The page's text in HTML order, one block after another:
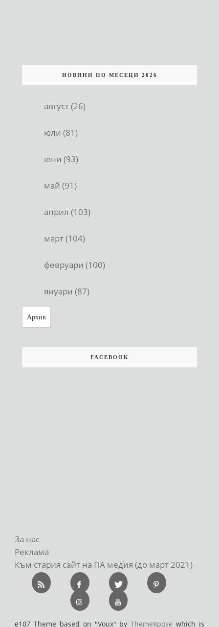
НОВИНИ ПО МЕСЕЦИ 2026
август (26)
юли (81)
юни (93)
май (91)
април (103)
март (104)
февруари (100)
януари (87)
Архив
FACEBOOK
За нас
Реклама
Към стария сайт на ПА медия (до март 2021)
e107 Theme based on "Voux" byThemeXpose which is